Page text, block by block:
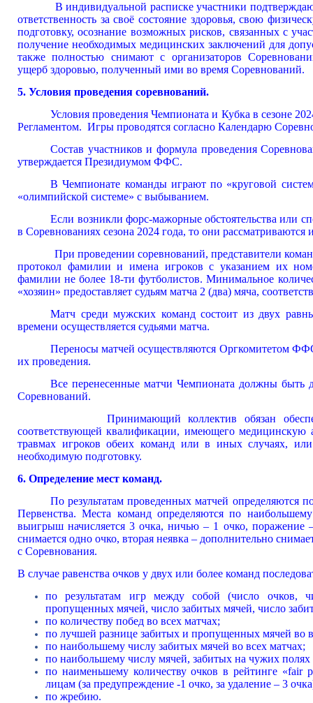
В индивидуальной расписке участники
ответственность за своё состояние здоровья,
подготовку, осознание возможных рисков,
получение необходимых медицинских заключений
также полностью снимают с организаторов
ущерб здоровью, полученный ими во время Соревнований.
5. Условия проведения соревнований.
Условия проведения Чемпионата и Кубка в сезоне
Регламентом. Игры проводятся согласно Календарю
Состав участников и формула проведения
утверждается Президиумом ФФС.
В Чемпионате команды играют по «круговой
«олимпийской системе» с выбыванием.
Если возникли форс-мажорные обстоятельства или
в Соревнованиях сезона 2024 года, то они
При проведении соревнований, представители
протокол фамилии и имена игроков с указанием их
фамилии не более 18-ти футболистов. Минимальное
«хозяин» предоставляет судьям матча 2 (два) мяча,
Матч среди мужских команд состоит из двух
времени осуществляется судьями матча.
Переносы матчей осуществляются Оргкомитетом
их проведения.
Все перенесенные матчи Чемпионата должны быть
Соревнований.
Принимающий коллектив обязан обеспечить
соответствующей квалификации, имеющего медицинскую
травмах игроков обеих команд или в иных случаях,
необходимую подготовку.
6. Определение мест команд.
По результатам проведенных матчей определяются
Первенства. Места команд определяются по
выигрыш начисляется 3 очка, ничью – 1 очко, поражение
снимается одно очко, вторая неявка – дополнительно
с Соревнования.
В случае равенства очков у двух или более команд
по результатам игр между собой (число очков,
пропущенных мячей, число забитых мячей, число
по количеству побед во всех матчах;
по лучшей разнице забитых и пропущенных мячей во
по наибольшему числу забитых мячей во всех матчах;
по наибольшему числу мячей, забитых на чужих полях
по наименьшему количеству очков в рейтинге «fair
лицам (за предупреждение -1 очко, за удаление – 3
по жребию.